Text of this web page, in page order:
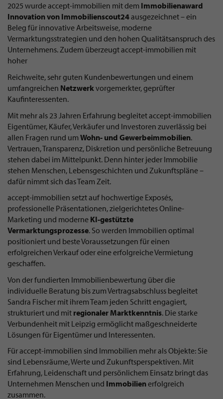
2025 wurde accept-immobilien mit dem Immobilienaward
Innovation von Immobilienscout24ausgezeichnet – ein
Beleg für innovative Arbeitsweise, moderne
Vermarktungsstrategien und den hohen Qualitätsanspruch des
Unternehmens. Zudem überzeugt accept-immobilien mit
hoher
Reichweite, sehr guten Kundenbewertungen und einem
umfangreichen Netzwerk vorgemerkter, geprüfter
Kaufinteressenten.
Mit mehr als 23 Jahren Erfahrung begleitet accept-immobilien
Eigentümer, Käufer, Verkäufer und Investoren zuverlässig bei
allen Fragen rund um Wohn- und Gewerbeimmobilien.
Vertrauen, Transparenz, Diskretion und persönliche Betreuung
stehen dabei im Mittelpunkt. Denn hinter jeder Immobilie
stehen Menschen, Lebensgeschichten und Zukunftspläne –
dafür nimmt sich das Team Zeit.
accept-immobilien setzt auf hochwertige Exposés,
professionelle Präsentationen, zielgerichtetes Online-
Marketing und moderne KI-gestützte
Vermarktungsprozesse. So werden Immobilien optimal
positioniert und beste Voraussetzungen für einen
erfolgreichen Verkauf oder eine erfolgreiche Vermietung
geschaffen.
Von der fundierten Immobilienbewertung über die
individuelle Beratung bis zum Vertragsabschluss begleitet
Sandra Fischer mit ihrem Team jeden Schritt engagiert,
strukturiert und mit regionaler Marktkenntnis. Die starke
Verbundenheit mit Leipzig ermöglicht maßgeschneiderte
Lösungen für Eigentümer und Interessenten.
Für accept-immobilien sind Immobilien mehr als Objekte: Sie
sind Lebensräume, Werte und Zukunftsperspektiven. Mit
Erfahrung, Leidenschaft und persönlichem Einsatz bringt das
Unternehmen Menschen und Immobilienerfolgreich
zusammen.